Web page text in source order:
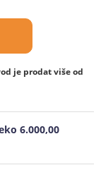
je prodat više od
6.000,00